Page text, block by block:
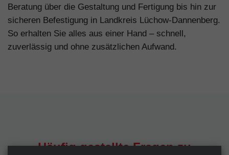
Beratung über die Gestaltung und Fertigung bis hin zur
sicheren Befestigung in Landkreis Lüchow-Dannenberg.
So erhalten Sie alles aus einer Hand – schnell,
zuverlässig und ohne zusätzlichen Aufwand.
Häufig gestellte Fragen zu